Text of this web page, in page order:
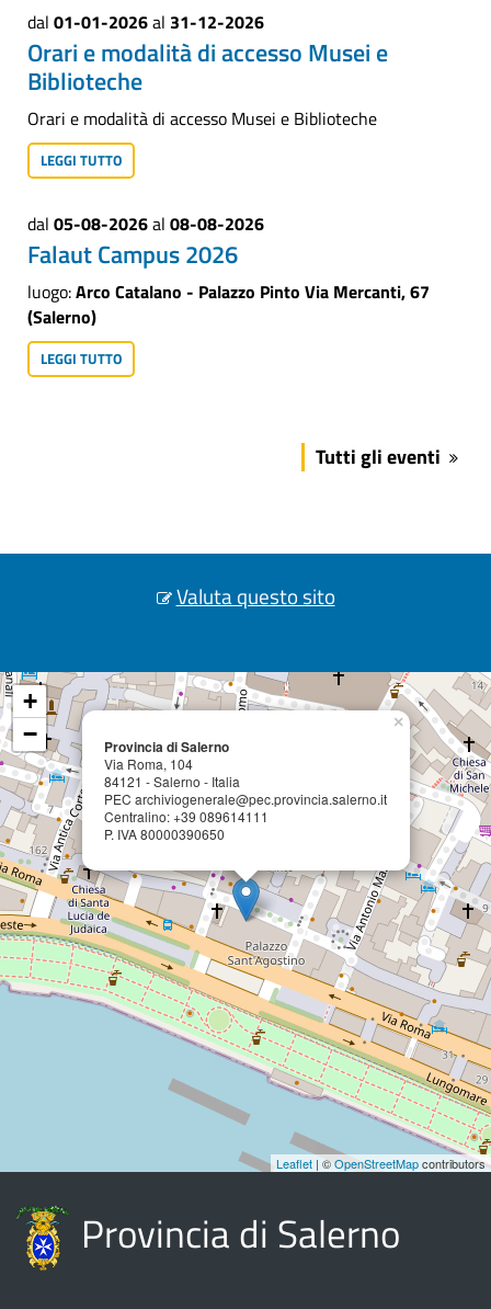
dal 01-01-2026al 31-12-2026
Orari e modalità di accesso Musei e
Biblioteche
Orari e modalità di accesso Musei e Biblioteche
LEGGI TUTTO
dal 05-08-2026al 08-08-2026
Falaut Campus 2026
luogo:Arco Catalano - Palazzo Pinto Via Mercanti, 67
(Salerno)
LEGGI TUTTO
Tutti gli eventi
Valuta questo sito
Provincia di Salerno
Via Roma, 104
84121 - Salerno - Italia
PEC archiviogenerale@pec.provincia.salerno.it
Centralino: +39 089614111
P. IVA 80000390650
×
+
−
Leaflet | ©OpenStreetMapcontributors
Provincia di Salerno